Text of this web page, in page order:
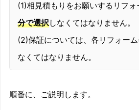
(1)相見積もりをお願いするリフ
分で選択しなくてはなりません。
(2)保証については、各リフォー
なくてはなりません。
順番に、ご説明します。